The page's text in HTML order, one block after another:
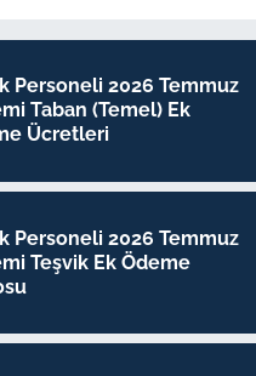
Personeli 2026 Temmuz
Taban (Temel) Ek
Ücretleri
Personeli 2026 Temmuz
Teşvik Ek Ödeme